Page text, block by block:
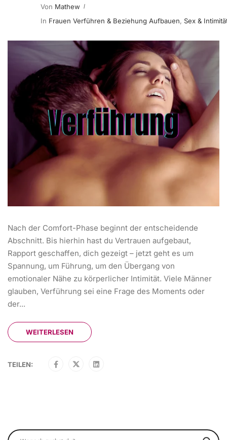
Von Mathew
In Frauen Verführen & Beziehung Aufbauen, Sex &
Nach der Comfort-Phase beginnt der entscheidende
Abschnitt. Bis hierhin hast du Vertrauen aufgebaut,
Rapport geschaffen, dich gezeigt – jetzt geht es um
Spannung, um Führung, um den Übergang von
emotionaler Nähe zu körperlicher Intimität. Viele Männer
glauben, Verführung sei eine Frage des Moments oder
der...
WEITERLESEN
TEILEN: